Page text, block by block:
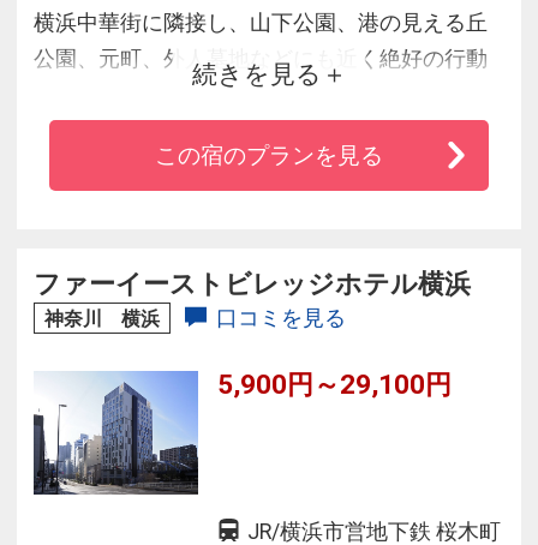
横浜中華街に隣接し、山下公園、港の見える丘
公園、元町、外人墓地などにも近く絶好の行動
拠点。「ローズホテル横浜」ならではのきめ細
やかなサービス。全184室の広い客室、ベッドは
全てダブルサイズ。１２才以下のお子様は両親
続きを見る
この宿のプランを見る
ファーイーストビレッジホテル横浜
神奈川 横浜 口コミを見る
5,900円～29,100円
JR/横浜市営地下鉄 桜木町